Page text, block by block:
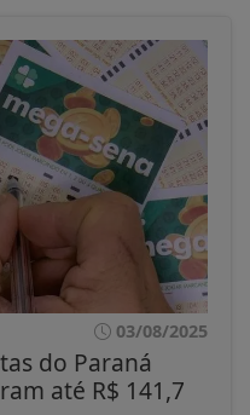
03/08/2025
do Paraná
até R$ 141,7